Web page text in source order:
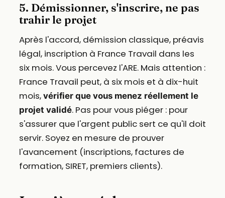
5. Démissionner, s'inscrire, ne pas
trahir le projet
Après l'accord, démission classique, préavis
légal, inscription à France Travail dans les
six mois. Vous percevez l'ARE. Mais attention :
France Travail peut, à six mois et à dix-huit
mois, vérifier que vous menez réellement le
projet validé. Pas pour vous piéger : pour
s'assurer que l'argent public sert ce qu'il doit
servir. Soyez en mesure de prouver
l'avancement (inscriptions, factures de
formation, SIRET, premiers clients).